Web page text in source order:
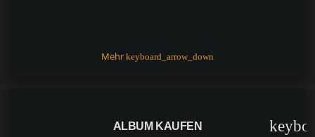
Mehr keyboard_arrow_down
ALBUM KAUFEN